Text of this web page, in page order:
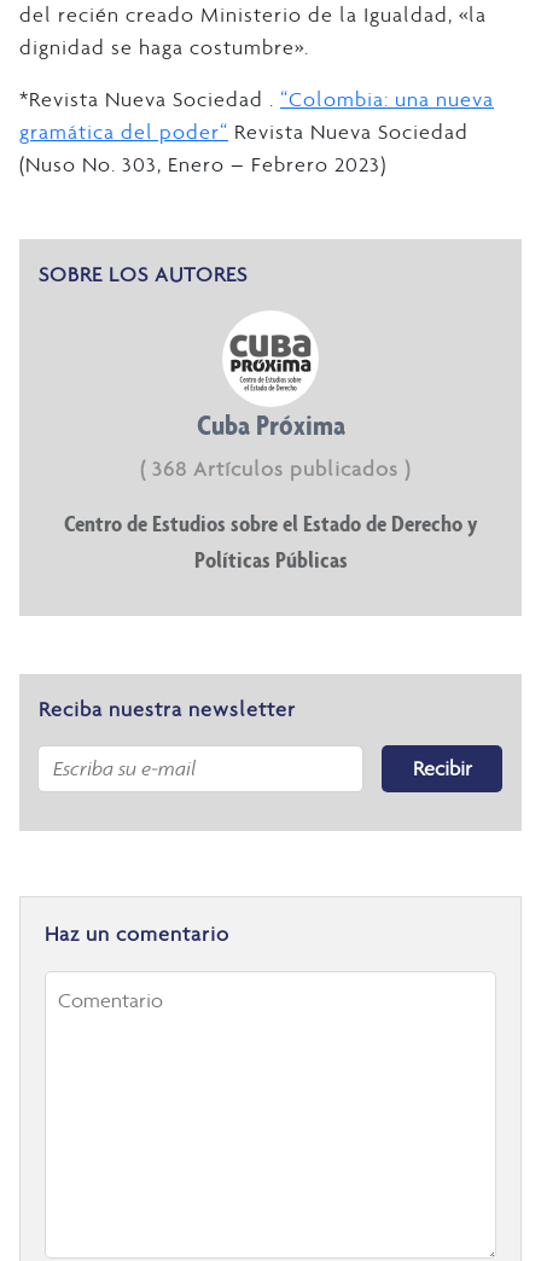
del recién creado Ministerio de la Igualdad, «la
dignidad se haga costumbre».
*Revista Nueva Sociedad . “Colombia: una nueva
gramática del poder“ Revista Nueva Sociedad
(Nuso No. 303, Enero – Febrero 2023)
SOBRE LOS AUTORES
Cuba Próxima
( 368 Artículos publicados )
Centro de Estudios sobre el Estado de Derecho y
Políticas Públicas
Reciba nuestra newsletter
Recibir
Haz un comentario